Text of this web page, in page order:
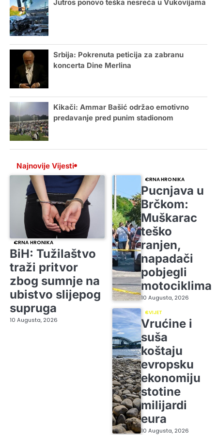
Jutros ponovo teška nesreća u Vukovijama
Srbija: Pokrenuta peticija za zabranu
koncerta Dine Merlina
Kikači: Ammar Bašić održao emotivno
predavanje pred punim stadionom
Najnovije Vijesti
CRNA HRONIKA
BiH: Tužilaštvo
traži pritvor
zbog sumnje na
ubistvo slijepog
supruga
10 Augusta, 2026
CRNA HRONIKA
Pucnjava u
Brčkom:
Muškarac
teško
ranjen,
napadači
pobjegli
motociklima
10 Augusta, 2026
SVIJET
Vrućine i
suša
koštaju
evropsku
ekonomiju
stotine
milijardi
eura
10 Augusta, 2026